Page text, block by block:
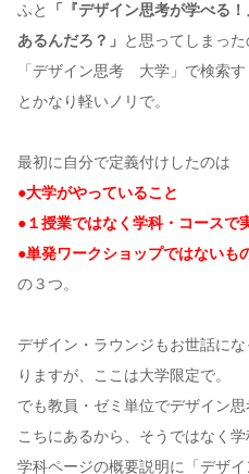
ふと
「『デザイン思考が学べる
あるんだろ？」 と思ってしまった
「デザイン思考 大学」で検索す
とかなり軽いノリで。
最初に自分で定義付けしたのは
●大学がやっていること
●１授業ではなく学科・コースで
●単発ワークショップではないも
の３つ。
デザイン・ラウンジもお世話にな
りますが、ここは大学限定で。
でも教員・ゼミ単位でデザイン
こちにあるから、そうではなく
学科ページの概要説明に「デザ
お問い合わせ